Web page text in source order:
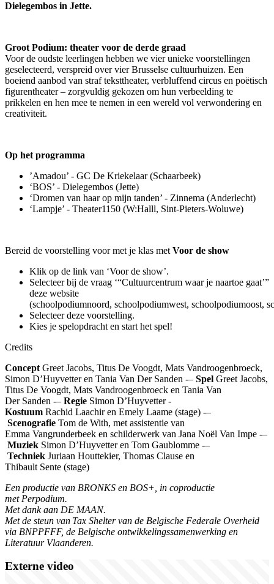
Dielegembos in Jette.
Groot Podium: theater voor de derde graad
Voor de oudste leerlingen hebben we vier unieke voorstellingen
geselecteerd, verspreid over vier Brusselse cultuurhuizen. Een
boeiend aanbod van straf teksttheater, verbluffend circus en poëtisch
figurentheater – zorgvuldig gekozen om hun verbeelding te
prikkelen en hen mee te nemen in een wereld vol verwondering en
creativiteit.
Op het programma
’Amadou’ - GC De Kriekelaar (Schaarbeek)
‘BOS’ - Dielegembos (Jette)
‘Dromen van haar op mijn tanden’ - Zinnema (Anderlecht)
‘Lampje’ - Theater1150 (W:Halll, Sint-Pieters-Woluwe)
Bereid de voorstelling voor met je klas met Voor de show
Klik op de link van ‘Voor de show’.
Selecteer bij de vraag ‘“Cultuurcentrum waar je naartoe gaat’”
deze website
(schoolpodiumnoord, schoolpodiumwest, schoolpodiumoost,
Selecteer deze voorstelling.
Kies je spelopdracht en start het spel!
Credits
Concept Greet Jacobs, Titus De Voogdt, Mats Vandroogenbroeck,
Simon D’Huyvetter en Tania Van Der Sanden -– Spel Greet Jacobs,
Titus De Voogdt, Mats Vandroogenbroeck en Tania Van
Der Sanden -– Regie Simon D’Huyvetter-
Kostuum Rachid Laachir en Emely Laame (stage) -–
Scenografie Tom de With, met assistentie van
Emma Vangrunderbeek en schilderwerk van Jana Noël Van Impe -–
Muziek Simon D’Huyvetter en Tom Gaublomme -–
Techniek Juriaan Houttekier, Thomas Clause en
Thibault Sente (stage)
Een productie van BRONKS en BOS+, in coproductie
met Perpodium.
Met dank aan DE MAAN.
Met de steun van Tax Shelter van de Belgische Federale Overheid
via BNPPFFF, de Belgische ontwikkelingssamenwerking en
Literatuur Vlaanderen.
Externe video